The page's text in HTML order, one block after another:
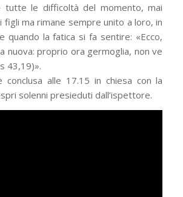
tutte le difficoltà del momento, mai
figli ma rimane sempre unito a loro, in
quando la fatica si fa sentire: «Ecco,
nuova: proprio ora germoglia, non ve
43,19)».
conclusa alle 17.15 in chiesa con la
solenni presieduti dall’ispettore.